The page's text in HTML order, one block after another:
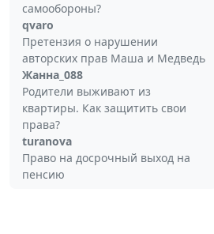
самообороны?
qvaro
Претензия о нарушении
авторских прав Маша и Медведь
Жанна_088
Родители выживают из
квартиры. Как защитить свои
права?
turanova
Право на досрочный выход на
пенсию